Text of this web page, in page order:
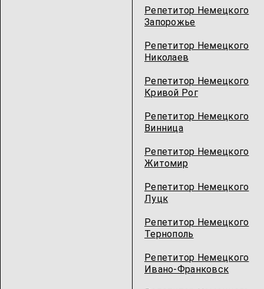
Репетитор Немецкого
Запорожье
Репетитор Немецкого
Николаев
Репетитор Немецкого
Кривой Рог
Репетитор Немецкого
Винница
Репетитор Немецкого
Житомир
Репетитор Немецкого
Луцк
Репетитор Немецкого
Тернополь
Репетитор Немецкого
Ивано-Франковск